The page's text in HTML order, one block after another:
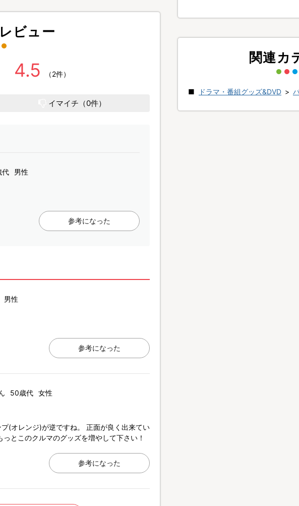
ビュー
4.5 （2件）
イマイチ（0件）
代 男性
参考になった
男性
参考になった
50歳代 女性
(オレンジ)が逆ですね。 正面が良く出来てい
とこのクルマのグッズを増やして下さい！
参考になった
関連カ
ドラマ・番組グッズ&DVD >